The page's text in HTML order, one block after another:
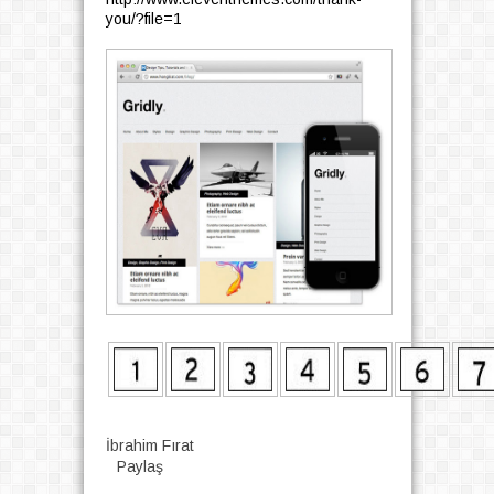
you/?file=1
İbrahim Fırat
Paylaş